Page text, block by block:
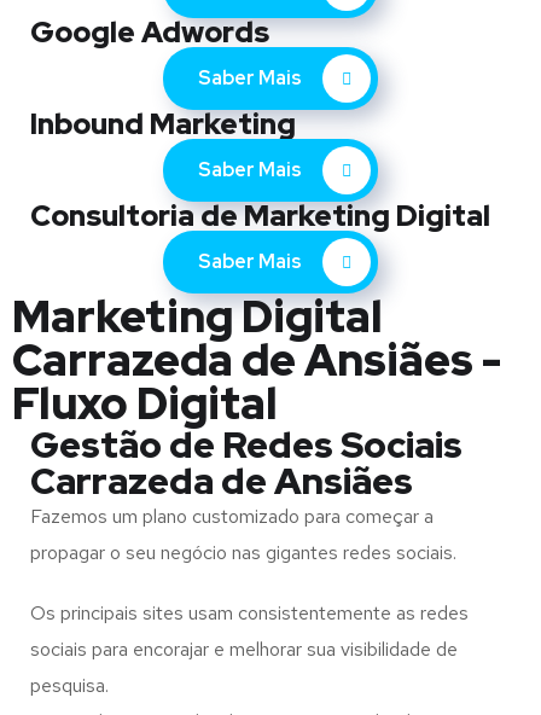
Google Adwords
Saber Mais
Inbound Marketing
Saber Mais
Consultoria de Marketing Digital
Saber Mais
Marketing Digital
Carrazeda de Ansiães -
Fluxo Digital
Gestão de Redes Sociais
Carrazeda de Ansiães
Fazemos um plano customizado para começar a
propagar o seu negócio nas gigantes redes sociais.
Os principais sites usam consistentemente as redes
sociais para encorajar e melhorar sua visibilidade de
pesquisa.